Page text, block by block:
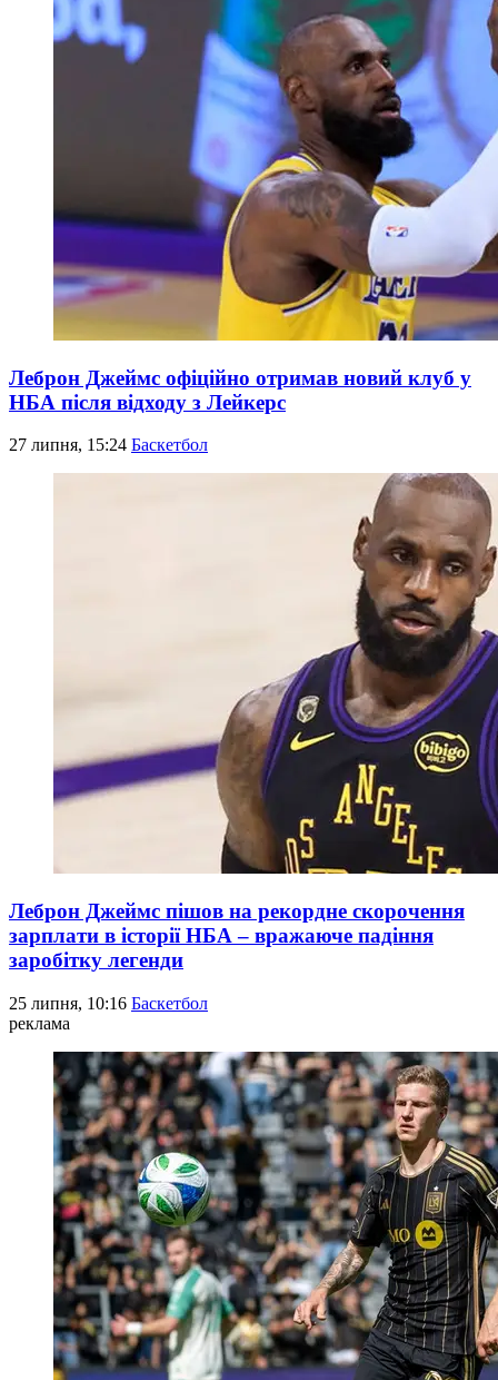
Леброн Джеймс офіційно отримав новий клуб у
НБА після відходу з Лейкерс
27 липня, 15:24 Баскетбол
Леброн Джеймс пішов на рекордне скорочення
зарплати в історії НБА – вражаюче падіння
заробітку легенди
25 липня, 10:16 Баскетбол
реклама